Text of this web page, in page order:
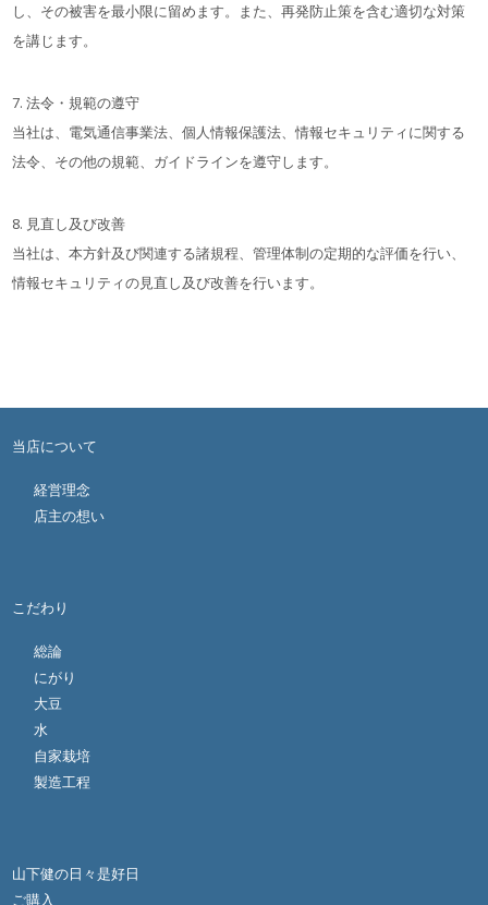
し、その被害を最小限に留めます。また、再発防止策を含む適切な対策
を講じます。
7. 法令・規範の遵守
当社は、電気通信事業法、個人情報保護法、情報セキュリティに関する
法令、その他の規範、ガイドラインを遵守します。
8. 見直し及び改善
当社は、本方針及び関連する諸規程、管理体制の定期的な評価を行い、
情報セキュリティの見直し及び改善を行います。
当店について
経営理念
店主の想い
こだわり
総論
にがり
大豆
水
自家栽培
製造工程
山下健の日々是好日
ご購入